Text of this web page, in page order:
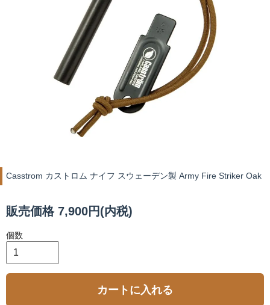
Casstrom カストロム ナイフ スウェーデン製 Army Fire Striker Oak
販売価格 7,900円(内税)
個数
カートに入れる